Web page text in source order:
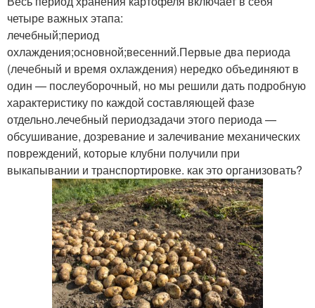
четыре важных этапа:
лечебный;период
охлаждения;основной;весенний.Первые два периода
(лечебный и время охлаждения) нередко объединяют в
один — послеуборочный, но мы решили дать подробную
характеристику по каждой составляющей фазе
отдельно.лечебный периодзадачи этого периода —
обсушивание, дозревание и залечивание механических
повреждений, которые клубни получили при
выкапывании и транспортировке. как это организовать?